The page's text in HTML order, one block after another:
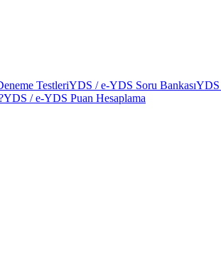
TestleriYDS / e-YDS Soru BankasıYDS
YDS / e-YDS Puan Hesaplama